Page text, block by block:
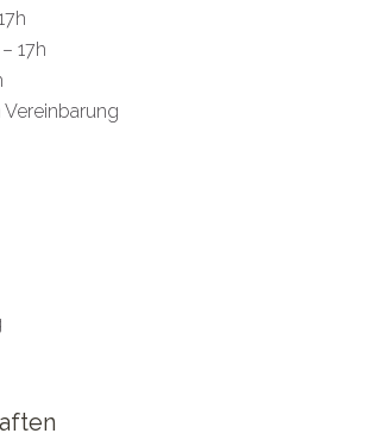
17h
Vereinbarung